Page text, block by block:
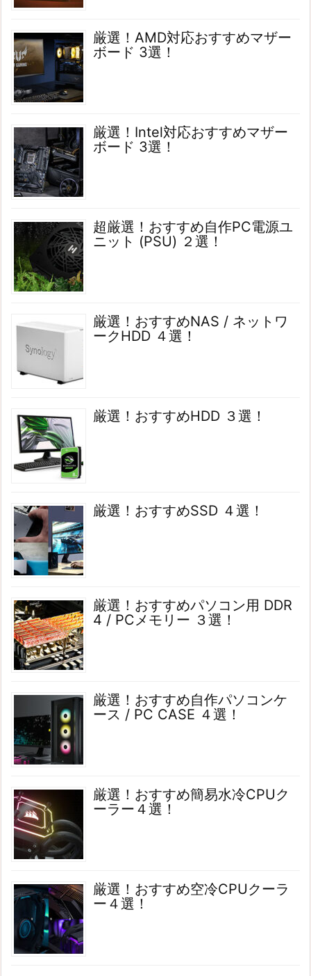
厳選！AMD対応おすすめマザー
ボード 3選！
厳選！Intel対応おすすめマザー
ボード 3選！
超厳選！おすすめ自作PC電源ユ
ニット (PSU) ２選！
厳選！おすすめNAS / ネットワ
ークHDD ４選！
厳選！おすすめHDD ３選！
厳選！おすすめSSD ４選！
厳選！おすすめパソコン用 DDR
4 / PCメモリー ３選！
厳選！おすすめ自作パソコンケ
ース / PC CASE ４選！
厳選！おすすめ簡易水冷CPUク
ーラー４選！
厳選！おすすめ空冷CPUクーラ
ー４選！